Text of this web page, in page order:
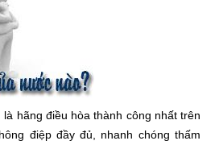
hãng điều hòa thành công nhất trên
điệp đầy đủ, nhanh chóng thấm